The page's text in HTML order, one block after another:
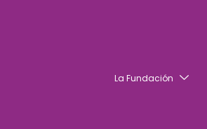
La Fundación